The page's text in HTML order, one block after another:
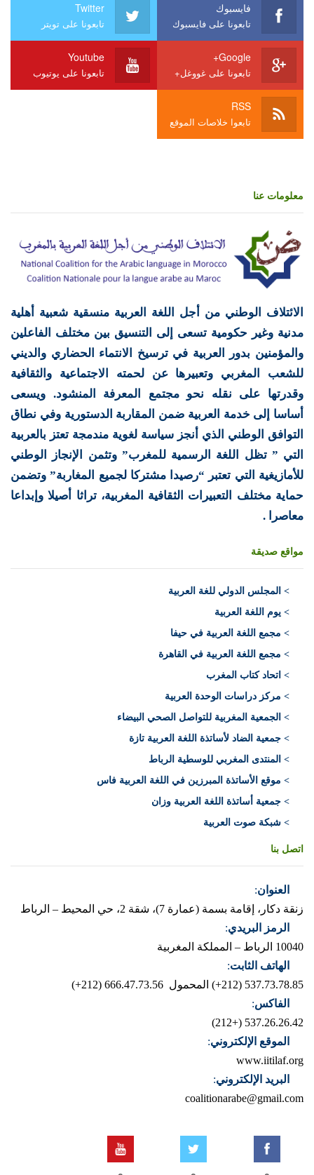
فايسبوك
تابعونا على فايسبوك
Twitter
تابعونا على تويتر
Google+
تابعونا على غووغل+
Youtube
تابعونا على يوتيوب
RSS
تابعوا خلاصات الموقع
معلومات عنا
الائتلاف الوطني من أجل اللغة العربية منسقية شعبية أهلية
مدنية وغير حكومية تسعى إلى التنسيق بين مختلف الفاعلين
والمؤمنين بدور العربية في ترسيخ الانتماء الحضاري والديني
للشعب المغربي وتعبيرها عن لحمته الاجتماعية والثقافية
وقدرتها على نقله نحو مجتمع المعرفة المنشود. ويسعى
أساسا إلى خدمة العربية ضمن المقاربة الدستورية وفي نطاق
التوافق الوطني الذي أنجز سياسة لغوية مندمجة تعتز بالعربية
التي ” تظل اللغة الرسمية للمغرب” وتثمن الإنجاز الوطني
للأمازيغية التي تعتبر “رصيدا مشتركا لجميع المغاربة” وتضمن
حماية مختلف التعبيرات الثقافية المغربية، تراثا أصيلا وإبداعا
معاصرا .
مواقع صديقة
> المجلس الدولي للغة العربية
> يوم اللغة العربية
> مجمع اللغة العربية في حيفا
> مجمع اللغة العربية في القاهرة
> اتحاد كتاب المغرب
> مركز دراسات الوحدة العربية
> الجمعية المغربية للتواصل الصحي البيضاء
> جمعية الضاد لأساتذة اللغة العربية تازة
> المنتدى المغربي للوسطية الرباط
> موقع الأساتذة المبرزين في اللغة العربية فاس
> جمعية أساتذة اللغة العربية وزان
> شبكة صوت العربية
اتصل بنا
العنوان:
زنقة دكار، إقامة بسمة (عمارة 7)، شقة 2، حي المحيط – الرباط
الرمز البريدي:
10040 الرباط – المملكة المغربية
الهاتف الثابت:
537.73.78.85 (212+)
المحمول 666.47.73.56 (212+)
الفاكس:
537.26.26.42 (+212)
الموقع الإلكتروني:
www.iitilaf.org
البريد الإلكتروني:
coalitionarabe@gmail.com